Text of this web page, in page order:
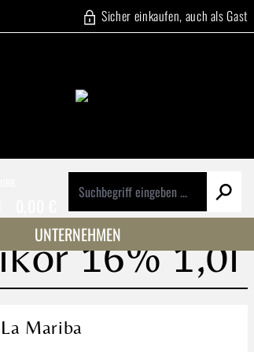
Sicher einkaufen, auch als Gast
enthält 0 Positionen. Der Gesamtwert
UNTERNEHMEN16% 1,0l
Mariba